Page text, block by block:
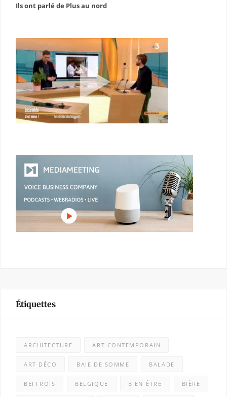
Ils ont parlé de Plus au nord
Étiquettes
ARCHITECTURE ART CONTEMPORAIN
ART DÉCO BAIE DE SOMME BALADE
BEFFROIS BELGIQUE BIEN-ÊTRE BIÈRE